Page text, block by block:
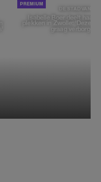
DE STAD VAN
Isabelle Boer deelt haar
plekken in Zwolle: 'Deze
graag verborgen'